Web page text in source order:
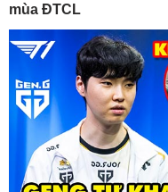
mùa ĐTCL